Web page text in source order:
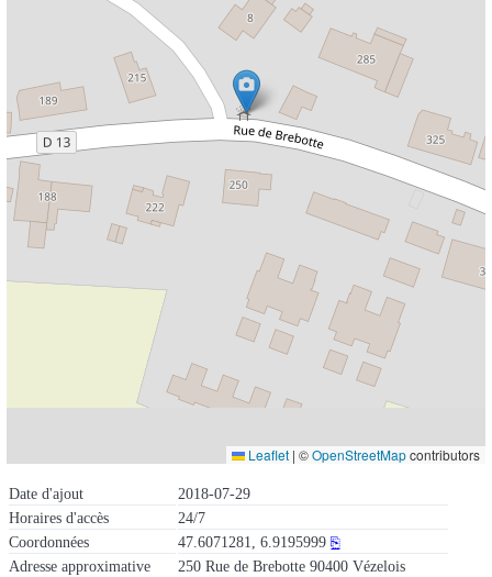
Date d'ajout
2018-07-29
Horaires d'accès
24/7
Coordonnées
47.6071281, 6.9195999 ⎘
Adresse approximative
250 Rue de Brebotte 90400 Vézelois
Leaflet | ©OpenStreetMapcontributors